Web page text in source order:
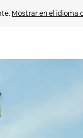
Mostrar en el idioma